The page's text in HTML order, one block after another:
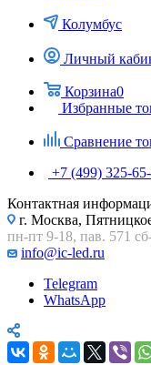
Колумбус
Личный
Корзина0
Избранные
Сравнение
+7 (499) 325-
Контактная
г. Москва,
пн-пт 9-18, пав. 571
info@ic-led.ru
Telegram
WhatsApp